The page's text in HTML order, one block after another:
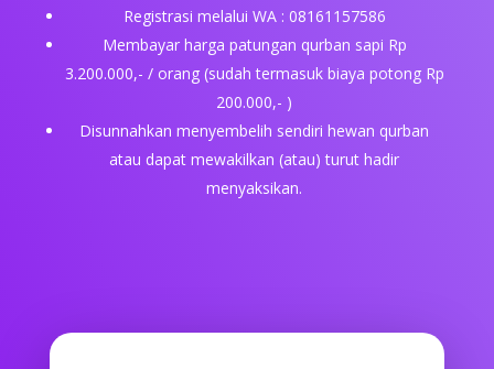
Registrasi melalui WA : 08161157586
Membayar harga patungan qurban sapi Rp
3.200.000,- / orang (sudah termasuk biaya potong Rp
200.000,- )
Disunnahkan menyembelih sendiri hewan qurban
atau dapat mewakilkan (atau) turut hadir
menyaksikan.